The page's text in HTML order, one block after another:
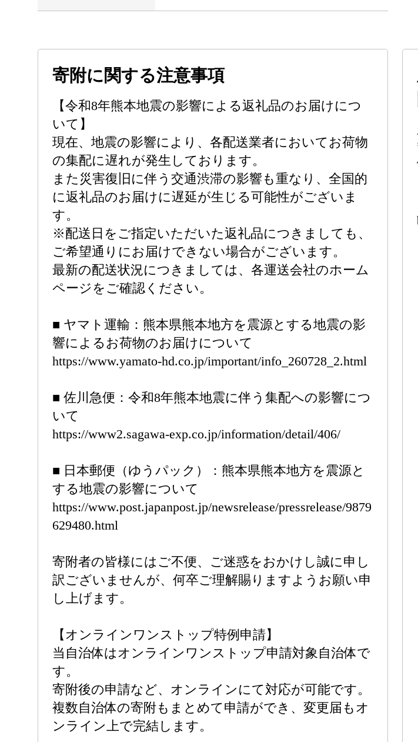
寄附に関する注意事項
【令和8年熊本地震の影響による返礼品のお届けにつ
いて】
現在、地震の影響により、各配送業者においてお荷物
の集配に遅れが発生しております。
また災害復旧に伴う交通渋滞の影響も重なり、全国的
に返礼品のお届けに遅延が生じる可能性がございま
す。
※配送日をご指定いただいた返礼品につきましても、
ご希望通りにお届けできない場合がございます。
最新の配送状況につきましては、各運送会社のホーム
ページをご確認ください。
■ ヤマト運輸：熊本県熊本地方を震源とする地震の影
響によるお荷物のお届けについて
https://www.yamato-hd.co.jp/important/info_260728_2.html
■ 佐川急便：令和8年熊本地震に伴う集配への影響につ
いて
https://www2.sagawa-exp.co.jp/information/detail/406/
■ 日本郵便（ゆうパック）：熊本県熊本地方を震源と
する地震の影響について
https://www.post.japanpost.jp/newsrelease/pressrelease/9879
629480.html
寄附者の皆様にはご不便、ご迷惑をおかけし誠に申し
訳ございませんが、何卒ご理解賜りますようお願い申
し上げます。
【オンラインワンストップ特例申請】
当自治体はオンラインワンストップ申請対象自治体で
す。
寄附後の申請など、オンラインにて対応が可能です。
複数自治体の寄附もまとめて申請ができ、変更届もオ
ンライン上で完結します。